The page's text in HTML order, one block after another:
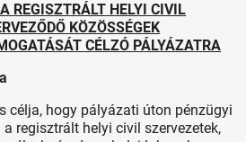
REGISZTRÁLT HELYI CIVIL
KÖZÖSSÉGEK
CÉLZÓ PÁLYÁZATRA
célja, hogy pályázati úton pénzügyi
regisztrált helyi civil szervezetek,